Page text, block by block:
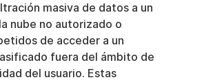
masiva de datos a un
nube no autorizado o
de acceder a un
fuera del ámbito de
del usuario. Estas